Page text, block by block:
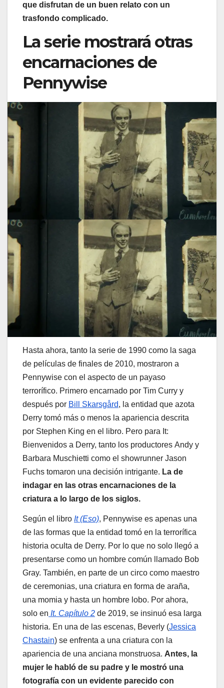
que disfrutan de un buen relato con un
trasfondo complicado.
La serie mostrará otras
encarnaciones de
Pennywise
Hasta ahora, tanto la serie de 1990 como la saga
de películas de finales de 2010, mostraron a
Pennywise con el aspecto de un payaso
terrorífico. Primero encarnado por Tim Curry y
después por Bill Skarsgård, la entidad que azota
Derry tomó más o menos la apariencia descrita
por Stephen King en el libro. Pero para It:
Bienvenidos a Derry, tanto los productores Andy y
Barbara Muschietti como el showrunner Jason
Fuchs tomaron una decisión intrigante. La de
indagar en las otras encarnaciones de la
criatura a lo largo de los siglos.
Según el libro It (Eso), Pennywise es apenas una
de las formas que la entidad tomó en la terrorífica
historia oculta de Derry. Por lo que no solo llegó a
presentarse como un hombre común llamado Bob
Gray. También, en parte de un circo como maestro
de ceremonias, una criatura en forma de araña,
una momia y hasta un hombre lobo. Por ahora,
solo en It. Capítulo 2 de 2019, se insinuó esa larga
historia. En una de las escenas, Beverly (Jessica
Chastain) se enfrenta a una criatura con la
apariencia de una anciana monstruosa. Antes, la
mujer le habló de su padre y le mostró una
fotografía con un evidente parecido con